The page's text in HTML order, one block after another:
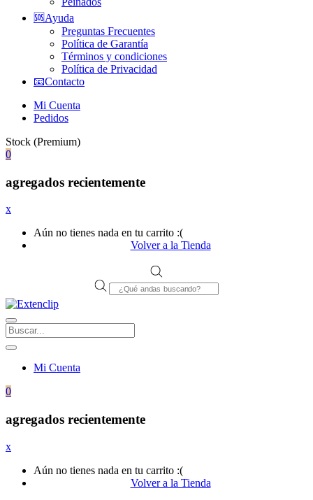
🆘Ayuda
Preguntas Frecuentes
Política de Garantía
Términos y condiciones
Política de Privacidad
📧Contacto
Mi Cuenta
Pedidos
Stock (Premium)
0
agregados recientemente
x
Aún no tienes nada en tu carrito :(
Volver a la Tienda
Products
search
Mi Cuenta
0
agregados recientemente
x
Aún no tienes nada en tu carrito :(
Volver a la Tienda